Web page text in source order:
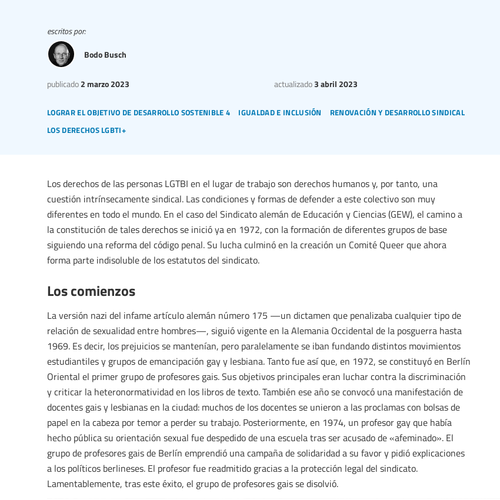
lograr el objetivo de desarrollo sostenible 4 igualdad e inclusión
renovación y desarrollo sindical
los derechos lgbti+
publicado 2 marzo 2023 actualizado3 abril 2023
escritos por:
Bodo Busch
Los derechos de las personas LGTBI en el lugar de trabajo son derechos humanos y, por tanto, una
cuestión intrínsecamente sindical. Las condiciones y formas de defender a este colectivo son muy
diferentes en todo el mundo. En el caso del Sindicato alemán de Educación y Ciencias (GEW), el camino a
la constitución de tales derechos se inició ya en 1972, con la formación de diferentes grupos de base
siguiendo una reforma del código penal. Su lucha culminó en la creación un Comité Queer que ahora
forma parte indisoluble de los estatutos del sindicato.
Los comienzos
La versión nazi del infame artículo alemán número 175 —un dictamen que penalizaba cualquier tipo de
relación de sexualidad entre hombres—, siguió vigente en la Alemania Occidental de la posguerra hasta
1969. Es decir, los prejuicios se mantenían, pero paralelamente se iban fundando distintos movimientos
estudiantiles y grupos de emancipación gay y lesbiana. Tanto fue así que, en 1972, se constituyó en Berlín
Oriental el primer grupo de profesores gais. Sus objetivos principales eran luchar contra la discriminación
y criticar la heteronormatividad en los libros de texto. También ese año se convocó una manifestación de
docentes gais y lesbianas en la ciudad: muchos de los docentes se unieron a las proclamas con bolsas de
papel en la cabeza por temor a perder su trabajo. Posteriormente, en 1974, un profesor gay que había
hecho pública su orientación sexual fue despedido de una escuela tras ser acusado de «afeminado». El
grupo de profesores gais de Berlín emprendió una campaña de solidaridad a su favor y pidió explicaciones
a los políticos berlineses. El profesor fue readmitido gracias a la protección legal del sindicato.
Lamentablemente, tras este éxito, el grupo de profesores gais se disolvió.